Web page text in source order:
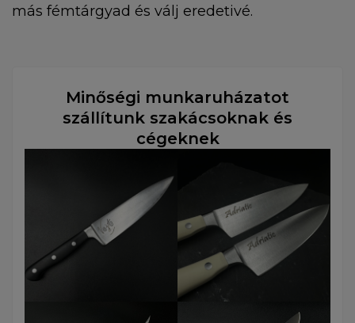
más fémtárgyad és válj eredetivé.
Minőségi munkaruházatot
szállítunk szakácsoknak és
cégeknek